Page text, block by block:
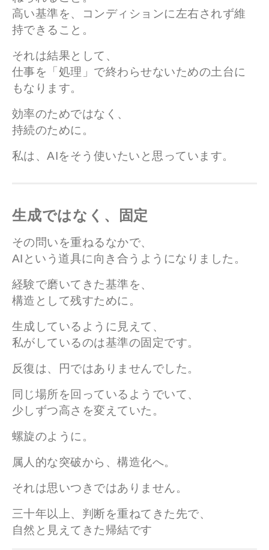
高い基準を、コンディションに左右されず維
持できること。
それは結果として、
仕事を「処理」で終わらせないための土台に
もなります。
効率のためではなく、
持続のために。
私は、AIをそう使いたいと思っています。
生成ではなく、固定
その問いを重ねるなかで、
AIという道具に向き合うようになりました。
経験で磨いてきた基準を、
構造として残すために。
生成しているように見えて、
私がしているのは基準の固定です。
反復は、円ではありませんでした。
同じ場所を回っているようでいて、
少しずつ高さを変えていた。
螺旋のように。
属人的な突破から、構造化へ。
それは思いつきではありません。
三十年以上、判断を重ねてきた先で、
自然と見えてきた帰結です